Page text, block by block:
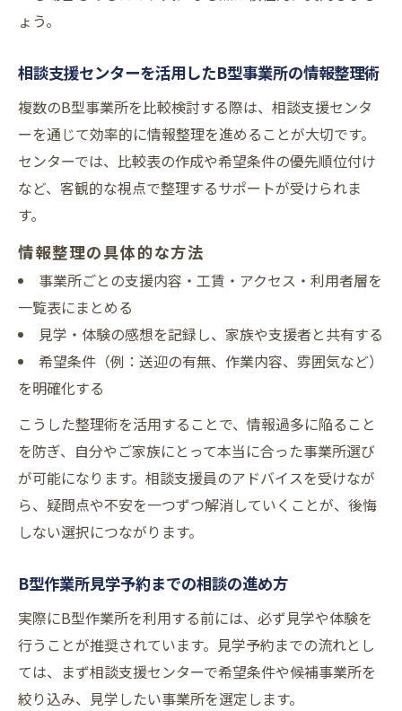
ょう。
相談支援センターを活用したB型事業所の情報整理術
複数のB型事業所を比較検討する際は、相談支援センタ
ーを通じて効率的に情報整理を進めることが大切です。
センターでは、比較表の作成や希望条件の優先順位付け
など、客観的な視点で整理するサポートが受けられま
す。
情報整理の具体的な方法
事業所ごとの支援内容・工賃・アクセス・利用者層を
一覧表にまとめる
見学・体験の感想を記録し、家族や支援者と共有する
希望条件（例：送迎の有無、作業内容、雰囲気など）
を明確化する
こうした整理術を活用することで、情報過多に陥ること
を防ぎ、自分やご家族にとって本当に合った事業所選び
が可能になります。相談支援員のアドバイスを受けなが
ら、疑問点や不安を一つずつ解消していくことが、後悔
しない選択につながります。
B型作業所見学予約までの相談の進め方
実際にB型作業所を利用する前には、必ず見学や体験を
行うことが推奨されています。見学予約までの流れとし
ては、まず相談支援センターで希望条件や候補事業所を
絞り込み、見学したい事業所を選定します。